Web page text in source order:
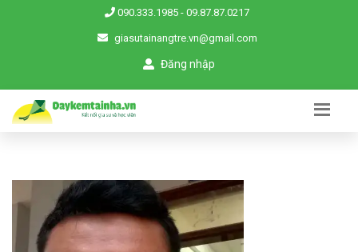
090.333.1985 - 09.87.87.0217
giasutainangtre.vn@gmail.com
Đăng nhập